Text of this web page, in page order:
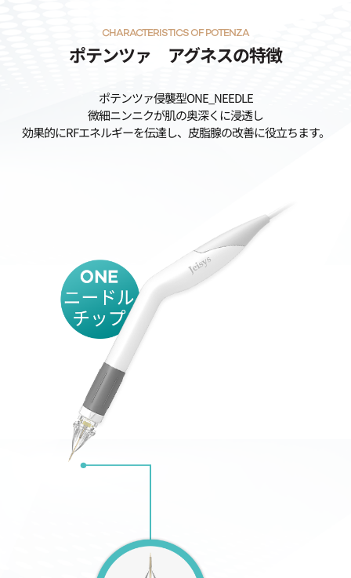
ポテンツァ アグネスの特徴
CHARACTERISTICS OF POTENZA
ポテンツァ侵襲型ONE_NEEDLE
微細ニンニクが肌の奥深くに浸透し
効果的にRFエネルギーを伝達し、皮脂腺の改善に役立ちます。